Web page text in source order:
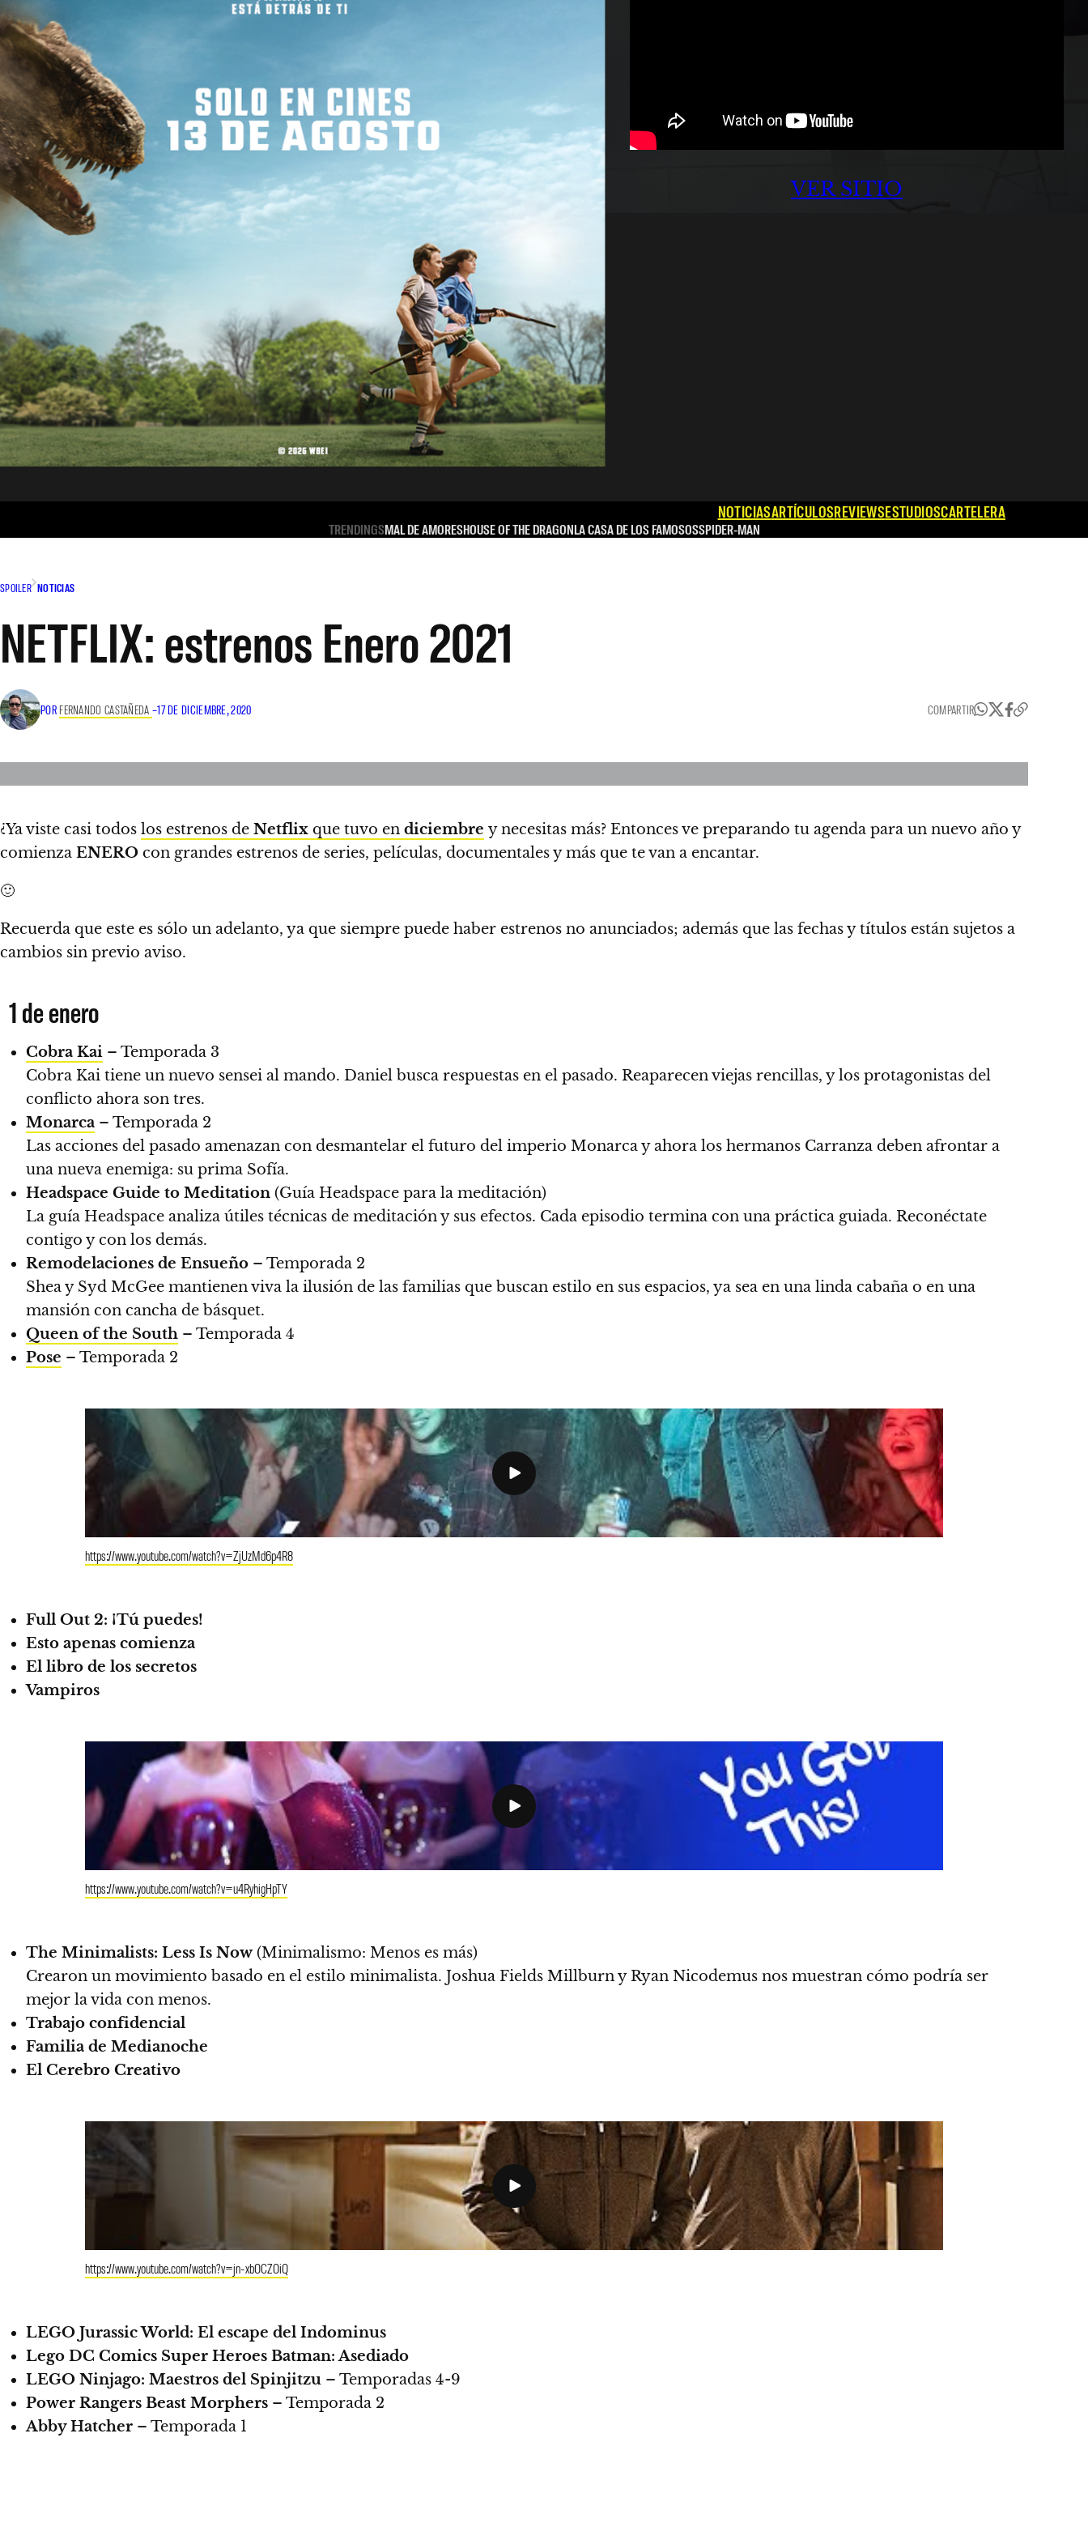
VER SITIO
NOTICIASARTÍCULOSREVIEWSESTUDIOSCARTELERA
TRENDINGSMAL DE AMORESHOUSE OF THE DRAGONLA CASA DE LOS FAMOSOSSPIDER-MAN
SPOILER NOTICIAS
NETFLIX: estrenos Enero 2021
POR FERNANDO CASTAÑEDA –17 DE DICIEMBRE, 2020 COMPARTIR
¿Ya viste casi todos los estrenos de Netflix que tuvo en diciembre y necesitas más? Entonces ve preparando tu agenda para un nuevo año y
comienza ENERO con grandes estrenos de series, películas, documentales y más que te van a encantar.
🙂
Recuerda que este es sólo un adelanto, ya que siempre puede haber estrenos no anunciados; además que las fechas y títulos están sujetos a
cambios sin previo aviso.
1 de enero
Cobra Kai – Temporada 3
Cobra Kai tiene un nuevo sensei al mando. Daniel busca respuestas en el pasado. Reaparecen viejas rencillas, y los protagonistas del
conflicto ahora son tres.
Monarca – Temporada 2
Las acciones del pasado amenazan con desmantelar el futuro del imperio Monarca y ahora los hermanos Carranza deben afrontar a
una nueva enemiga: su prima Sofía.
Headspace Guide to Meditation (Guía Headspace para la meditación)
La guía Headspace analiza útiles técnicas de meditación y sus efectos. Cada episodio termina con una práctica guiada. Reconéctate
contigo y con los demás.
Remodelaciones de Ensueño – Temporada 2
Shea y Syd McGee mantienen viva la ilusión de las familias que buscan estilo en sus espacios, ya sea en una linda cabaña o en una
mansión con cancha de básquet.
Queen of the South – Temporada 4
Pose – Temporada 2
https://www.youtube.com/watch?v=ZjUzMd6p4R8
Full Out 2: ¡Tú puedes!
Esto apenas comienza
El libro de los secretos
Vampiros
https://www.youtube.com/watch?v=u4RyhigHpTY
The Minimalists: Less Is Now (Minimalismo: Menos es más)
Crearon un movimiento basado en el estilo minimalista. Joshua Fields Millburn y Ryan Nicodemus nos muestran cómo podría ser
mejor la vida con menos.
Trabajo confidencial
Familia de Medianoche
El Cerebro Creativo
https://www.youtube.com/watch?v=jn-xbOCZOiQ
LEGO Jurassic World: El escape del Indominus
Lego DC Comics Super Heroes Batman: Asediado
LEGO Ninjago: Maestros del Spinjitzu – Temporadas 4-9
Power Rangers Beast Morphers – Temporada 2
Abby Hatcher – Temporada 1